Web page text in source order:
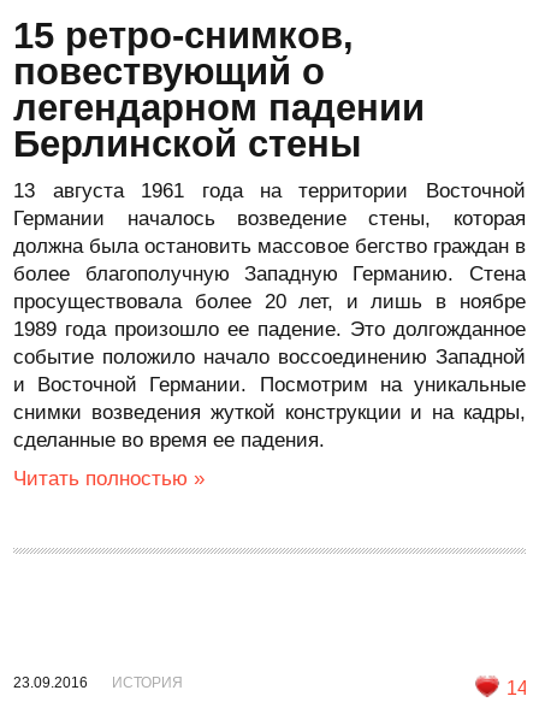
15 ретро-снимков,
повествующий о
легендарном падении
Берлинской стены
13 августа 1961 года на территории Восточной
Германии началось возведение стены, которая
должна была остановить массовое бегство граждан в
более благополучную Западную Германию. Стена
просуществовала более 20 лет, и лишь в ноябре
1989 года произошло ее падение. Это долгожданное
событие положило начало воссоединению Западной
и Восточной Германии. Посмотрим на уникальные
снимки возведения жуткой конструкции и на кадры,
сделанные во время ее падения.
Читать полностью »
23.09.2016 ИСТОРИЯ 14